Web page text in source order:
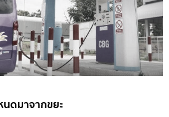
Campus)